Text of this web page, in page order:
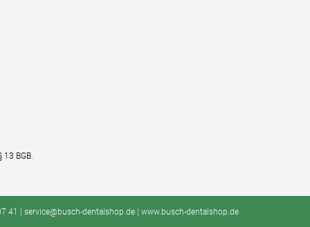
BGB.
41 | service@busch-dentalshop.de | www.busch-dentalshop.de